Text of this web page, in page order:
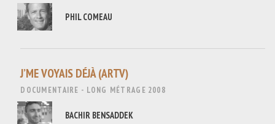
PHIL COMEAU
J’ME VOYAIS DÉJÀ (ARTV)
DOCUMENTAIRE - LONG MÉTRAGE 2008
BACHIR BENSADDEK